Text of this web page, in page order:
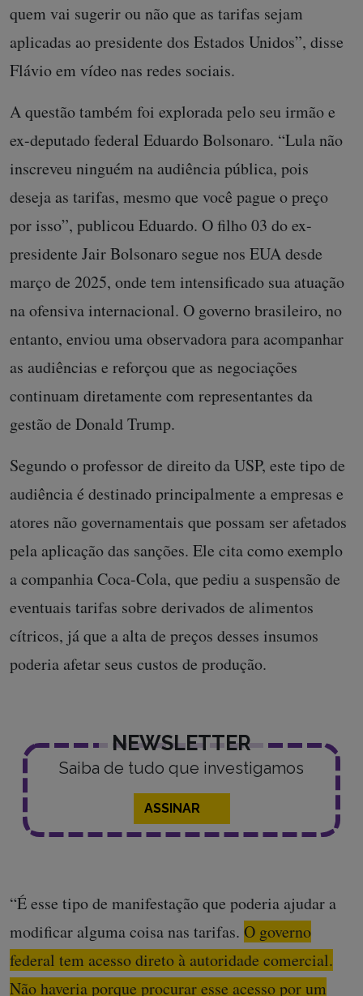
quem vai sugerir ou não que as tarifas sejam
aplicadas ao presidente dos Estados Unidos”, disse
Flávio em vídeo nas redes sociais.
A questão também foi explorada pelo seu irmão e
ex-deputado federal Eduardo Bolsonaro. “Lula não
inscreveu ninguém na audiência pública, pois
deseja as tarifas, mesmo que você pague o preço
por isso”, publicou Eduardo. O filho 03 do ex-
presidente Jair Bolsonaro segue nos EUA desde
março de 2025, onde tem intensificado sua atuação
na ofensiva internacional. O governo brasileiro, no
entanto, enviou uma observadora para acompanhar
as audiências e reforçou que as negociações
continuam diretamente com representantes da
gestão de Donald Trump.
Segundo o professor de direito da USP, este tipo de
audiência é destinado principalmente a empresas e
atores não governamentais que possam ser afetados
pela aplicação das sanções. Ele cita como exemplo
a companhia Coca-Cola, que pediu a suspensão de
eventuais tarifas sobre derivados de alimentos
cítricos, já que a alta de preços desses insumos
poderia afetar seus custos de produção.
NEWSLETTER
Saiba de tudo que investigamos
ASSINAR
“É esse tipo de manifestação que poderia ajudar a
modificar alguma coisa nas tarifas. O governo
federal tem acesso direto à autoridade comercial.
Não haveria porque procurar esse acesso por um